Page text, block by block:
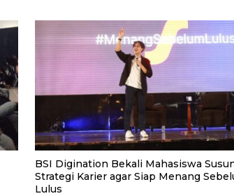
BSI Digination Bekali Mahasiswa
Strategi Karier agar Siap Menang
Lulus